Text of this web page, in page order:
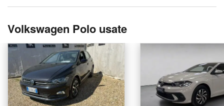
Volkswagen Polo usate